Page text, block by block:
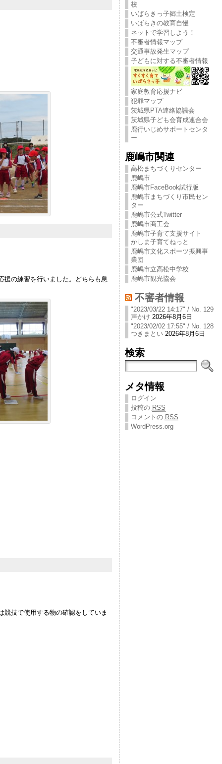
援の練習を行いました。どちらも息
技で使用する物の確認をしていま
校
いばらきっ子郷土検定
いばらきの教育自慢
ネットで学習しよう！
不審者情報マップ
交通事故発生マップ
子どもに対する不審者情報
家庭教育応援ナビ
犯罪マップ
茨城県PTA連絡協議会
茨城県子ども会育成連合会
鹿行いじめサポートセンタ
ー
鹿嶋市関連
高松まちづくりセンター
鹿嶋市
鹿嶋市FaceBook試行版
鹿嶋市まちづくり市民セン
ター
鹿嶋市公式Twitter
鹿嶋市商工会
鹿嶋市子育て支援サイト
かしま子育てねっと
鹿嶋市文化スポーツ振興事
業団
鹿嶋市立高松中学校
鹿嶋市観光協会
不審者情報
"2023/03/22 14:17" / No. 129
声かけ 2026年8月6日
"2023/02/02 17:55" / No. 128
つきまとい 2026年8月6日
検索
メタ情報
ログイン
投稿の RSS
コメントの RSS
WordPress.org